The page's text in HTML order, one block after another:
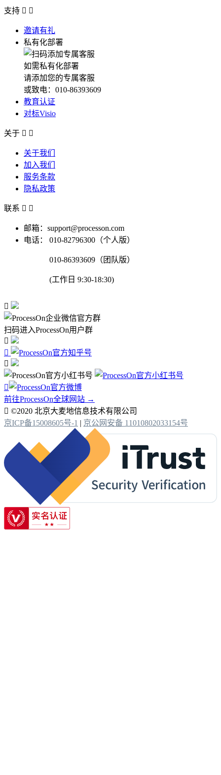
支持  
邀请有礼
私有化部署
如需私有化部署
请添加您的专属客服
或致电：010-86393609
教育认证
对标Visio
关于  
关于我们
加入我们
服务条款
隐私政策
联系  
邮箱：support@processon.com
电话：
010-82796300（个人版）
010-86393609（团队版）
(工作日 9:30-18:30)

扫码进入ProcessOn用户群




前往ProcessOn全球网站 →
 ©2020 北京大麦地信息技术有限公司
京ICP备15008605号-1 | 京公网安备 11010802033154号